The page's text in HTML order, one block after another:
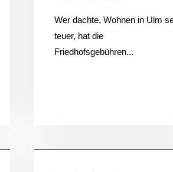
Wer dachte, Wohnen in Ulm
teuer, hat die
Friedhofsgebühren...